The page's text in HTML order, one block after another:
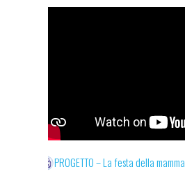
PROGETTO – La festa della mamma